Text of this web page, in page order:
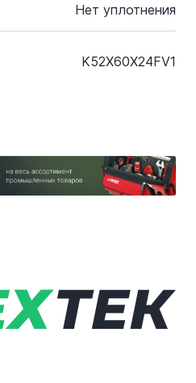
Нет уплотнения
K52X60X24FV1